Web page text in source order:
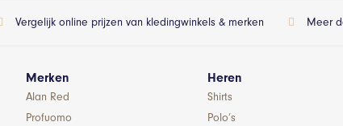
Vergelijk online prijzen van kledingwinkels & merken Meer
Merken
Alan Red
Profuomo
Heren
Shirts
Polo’s